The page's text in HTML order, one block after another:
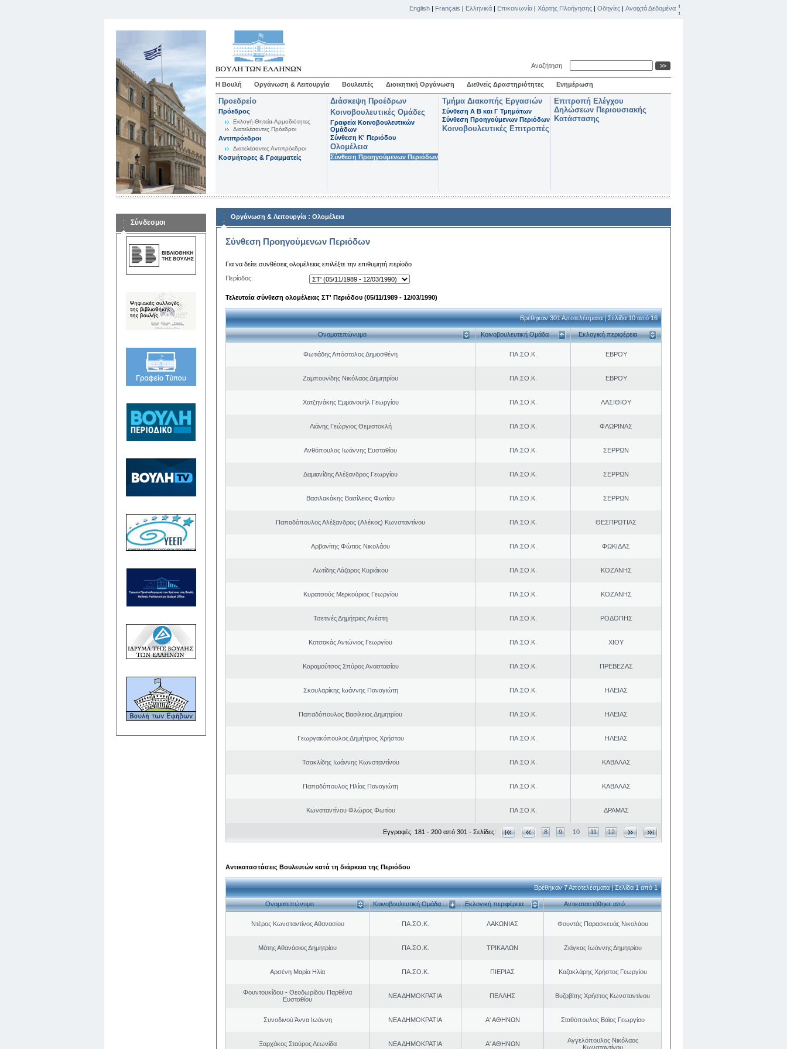
English | Français | Ελληνικά | Επικοινωνία | Χάρτης Πλοήγησης | Οδηγίες | Ανοιχτά Δεδομένα
Αναζήτηση
Η Βουλή Οργάνωση & Λειτουργία Βουλευτές Διοικητική Οργάνωση Διεθνείς Δραστηριότητες Ενημέρωση
Προεδρείο
Πρόεδρος
Εκλογή-Θητεία-Αρμοδιότητες
Διατελέσαντες Πρόεδροι
Αντιπρόεδροι
Διατελέσαντες Αντιπρόεδροι
Κοσμήτορες & Γραμματείς
Διάσκεψη Προέδρων
Κοινοβουλευτικές Ομάδες
Γραφεία Κοινοβουλευτικών
Ομάδων
Σύνθεση K' Περιόδου
Ολομέλεια
Σύνθεση Προηγούμενων Περιόδων
Τμήμα Διακοπής Εργασιών
Σύνθεση Α Β και Γ Τμημάτων
Σύνθεση Προηγούμενων Περιόδων
Κοινοβουλευτικές Επιτροπές
Επιτροπή Ελέγχου
Δηλώσεων Περιουσιακής
Κατάστασης
Σύνδεσμοι
Οργάνωση & Λειτουργία : Ολομέλεια
Σύνθεση Προηγούμενων Περιόδων
Για να δείτε συνθέσεις ολομέλειας επιλέξτε την επιθυμητή περίοδο
Περίοδος:
Τελευταία σύνθεση ολομέλειας ΣΤ' Περιόδου (05/11/1989 - 12/03/1990)
Βρέθηκαν 301 Αποτελέσματα | Σελίδα 10 από 16
Ονοματεπώνυμο Κοινοβουλευτική Ομάδα Εκλογική περιφέρεια
Φωτιάδης Απόστολος Δημοσθένη ΠΑ.ΣΟ.Κ. ΕΒΡΟΥ
Ζαμπουνίδης Νικόλαος Δημητρίου ΠΑ.ΣΟ.Κ. ΕΒΡΟΥ
Χατζηνάκης Εμμανουήλ Γεωργίου ΠΑ.ΣΟ.Κ. ΛΑΣΙΘΙΟΥ
Λιάνης Γεώργιος Θεμιστοκλή ΠΑ.ΣΟ.Κ. ΦΛΩΡΙΝΑΣ
Ανθόπουλος Ιωάννης Ευσταθίου ΠΑ.ΣΟ.Κ. ΣΕΡΡΩΝ
Δαμιανίδης Αλέξανδρος Γεωργίου ΠΑ.ΣΟ.Κ. ΣΕΡΡΩΝ
Βασιλακάκης Βασίλειος Φωτίου ΠΑ.ΣΟ.Κ. ΣΕΡΡΩΝ
Παπαδόπουλος Αλέξανδρος (Αλέκος) Κωνσταντίνου ΠΑ.ΣΟ.Κ. ΘΕΣΠΡΩΤΙΑΣ
Αρβανίτης Φώτιος Νικολάου ΠΑ.ΣΟ.Κ. ΦΩΚΙΔΑΣ
Λωτίδης Λάζαρος Κυριάκου ΠΑ.ΣΟ.Κ. ΚΟΖΑΝΗΣ
Κυρατσούς Μερκούριος Γεωργίου ΠΑ.ΣΟ.Κ. ΚΟΖΑΝΗΣ
Τσετινές Δημήτριος Ανέστη ΠΑ.ΣΟ.Κ. ΡΟΔΟΠΗΣ
Κοτσακάς Αντώνιος Γεωργίου ΠΑ.ΣΟ.Κ. ΧΙΟΥ
Καραμούτσος Σπύρος Αναστασίου ΠΑ.ΣΟ.Κ. ΠΡΕΒΕΖΑΣ
Σκουλαρίκης Ιωάννης Παναγιώτη ΠΑ.ΣΟ.Κ. ΗΛΕΙΑΣ
Παπαδόπουλος Βασίλειος Δημητρίου ΠΑ.ΣΟ.Κ. ΗΛΕΙΑΣ
Γεωργακόπουλος Δημήτριος Χρήστου ΠΑ.ΣΟ.Κ. ΗΛΕΙΑΣ
Τσακλίδης Ιωάννης Κωνσταντίνου ΠΑ.ΣΟ.Κ. ΚΑΒΑΛΑΣ
Παπαδόπουλος Ηλίας Παναγιώτη ΠΑ.ΣΟ.Κ. ΚΑΒΑΛΑΣ
Κωνσταντίνου Φλώρος Φωτίου ΠΑ.ΣΟ.Κ. ΔΡΑΜΑΣ
Εγγραφές: 181 - 200 από 301 - Σελίδες: 8 9 10 11 12
Αντικαταστάσεις Βουλευτών κατά τη διάρκεια της Περιόδου
Βρέθηκαν 7 Αποτελέσματα | Σελίδα 1 από 1
Ονοματεπώνυμο Κοινοβουλευτική Ομάδα Εκλογική περιφέρεια Αντικαταστάθηκε από
Ντέρος Κωνσταντίνος Αθανασίου ΠΑ.ΣΟ.Κ. ΛΑΚΩΝΙΑΣ Φουντάς Παρασκευάς Νικολάου
Μάτης Αθανάσιος Δημητρίου ΠΑ.ΣΟ.Κ. ΤΡΙΚΑΛΩΝ Ζιάγκας Ιωάννης Δημητρίου
Αρσένη Μαρία Ηλία ΠΑ.ΣΟ.Κ. ΠΙΕΡΙΑΣ Καζακλάρης Χρήστος Γεωργίου
Φουντουκίδου - Θεοδωρίδου Παρθένα
Ευσταθίου
ΝΕΑ ΔΗΜΟΚΡΑΤΙΑ ΠΕΛΛΗΣ Βυζοβίτης Χρήστος Κωνσταντίνου
Συνοδινού Άννα Ιωάννη ΝΕΑ ΔΗΜΟΚΡΑΤΙΑ Α' ΑΘΗΝΩΝ Σταθόπουλος Βάϊος Γεωργίου
Ξαρχάκος Σταύρος Λεωνίδα ΝΕΑ ΔΗΜΟΚΡΑΤΙΑ Α' ΑΘΗΝΩΝ
Αγγελόπουλος Νικόλαος
Κωνσταντίνου